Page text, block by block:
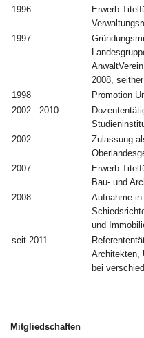
1996
Erwerb
1997
2008,
1998
Promotion
2002 - 2010
2002
Zulassung
2007
Erwerb
Bau- und
2008
Aufnahme
und
seit 2011
Architekten,
bei
Mitgliedschaften